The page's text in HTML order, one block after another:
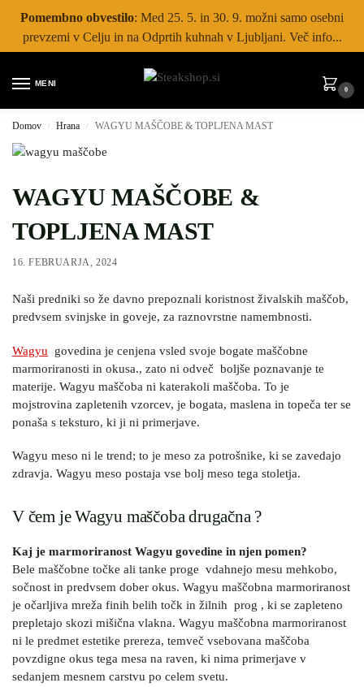
Pomembno obvestilo: Med 25. 5. in 30. 9. možni samo osebni
prevzemi v Celju in na Odprtih kuhnah v Ljubljani. Več info...
MENI
0
Domov / Hrana / WAGYU MAŠČOBE & TOPLJENA MAST
WAGYU MAŠČOBE &
TOPLJENA MAST
16. FEBRUARJA, 2024
Naši predniki so že davno prepoznali koristnost živalskih maščob,
predvsem svinjske in goveje, za raznovrstne namembnosti.
Wagyu govedina je cenjena vsled svoje bogate maščobne
marmoriranosti in okusa., zato ni odveč boljše poznavanje te
materije. Wagyu maščoba ni katerakoli maščoba. To je
mojstrovina zapletenih vzorcev, je bogata, maslena in topeča ter se
ponaša s teksturo, ki ji ni primerjave.
Wagyu meso ni le trend; to je meso za potrošnike, ki se zavedajo
zdravja. Wagyu meso postaja vse bolj meso tega stoletja.
V čem je Wagyu maščoba drugačna ?
Kaj je marmoriranost Wagyu govedine in njen pomen?
Bele maščobne točke ali tanke proge vdahnejo mesu mehkobo,
sočnost in predvsem dober okus. Wagyu maščobna marmoriranost
je očarljiva mreža finih belih točk in žilnih prog , ki se zapleteno
prepletajo skozi mišična vlakna. Wagyu maščobna marmoriranost
ni le predmet estetike prereza, temveč vsebovana maščoba
povzdigne okus tega mesa na raven, ki nima primerjave v
sedanjem mesnem carstvu po celem svetu.